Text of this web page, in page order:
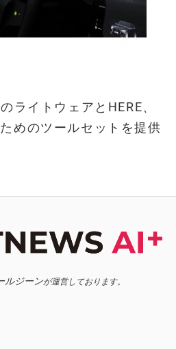
ライトウェアとHERE、
めのツールセットを提供
ルジーンが運営しております。